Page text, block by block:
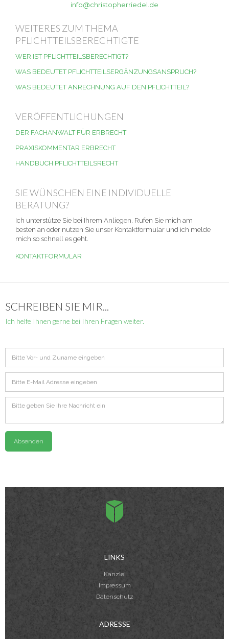
info@christopherriedel.de
WEITERES ZUM THEMA
PFLICHTTEILSBERECHTIGTE
WER IST PFLICHTTEILSBERECHTIGT?
WAS BEDEUTET PFLICHTTEILSERGÄNZUNGSANSPRUCH?
WAS BEDEUTET ANRECHNUNG AUF DEN PFLICHTTEIL?
VERÖFFENTLICHUNGEN
DER FACHANWALT FÜR ERBRECHT
PRAXISKOMMENTAR ERBRECHT
HANDBUCH PFLICHTTEILSRECHT
SIE WÜNSCHEN EINE INDIVIDUELLE
BERATUNG?
Ich unterstütze Sie bei Ihrem Anliegen. Rufen Sie mich am
besten an oder nutzen Sie unser Kontaktformular und ich melde
mich so schnell es geht.
KONTAKTFORMULAR
SCHREIBEN SIE MIR...
Ich helfe Ihnen gerne bei Ihren Fragen weiter.
LINKS
Kanzlei
Impressum
Datenschutz
ADRESSE